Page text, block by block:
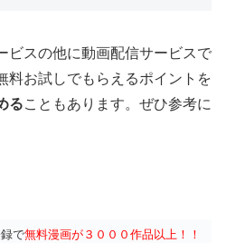
ビスの他に動画配信サービスで
料お試しでもらえるポイントを
ることもあります。ぜひ参考に
で無料漫画が３０００作品以上！！